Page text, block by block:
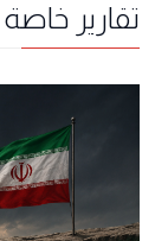
تقارير خاصة